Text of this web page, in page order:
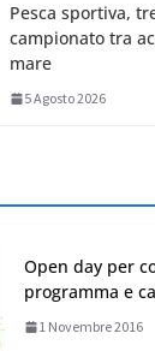
Pesca sportiva,
campionato tra
mare
5 Agosto 2026
Open day per
programma e
1 Novembre 2016